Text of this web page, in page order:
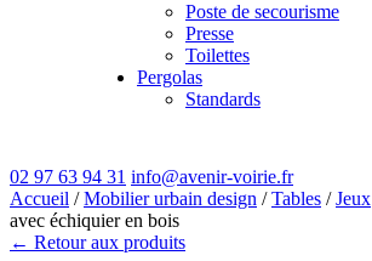
Poste de secourisme
Presse
Toilettes
Pergolas
Standards
02 97 63 94 31 info@avenir-voirie.fr
Accueil /Mobilier urbain design /Tables /Jeux
avec échiquier en bois
← Retour aux produits